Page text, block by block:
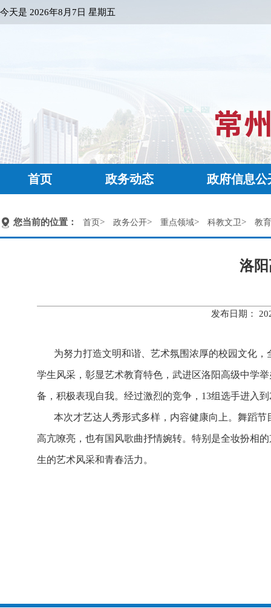
今天是 2026年8月7日 星期五
首页 政务动态 政府信息公
您当前的位置： 首页> 政务公开> 重点领域> 科教文卫> 教
洛
发布日期：
为努力打造文明和谐、艺术氛围浓厚的校园文化
学生风采，彰显艺术教育特色，武进区洛阳高级中学举
备，积极表现自我。经过激烈的竞争，13组选手进入到
本次才艺达人秀形式多样，内容健康向上。舞蹈
高亢嘹亮，也有国风歌曲抒情婉转。特别是全妆扮相
生的艺术风采和青春活力。